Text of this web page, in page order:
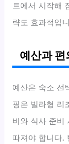
트에서 시작해
략도 효과적입
예산과
예산은 숙소 선
핑은 빌라형 리
비와 식사 준비
따져야 합니다.